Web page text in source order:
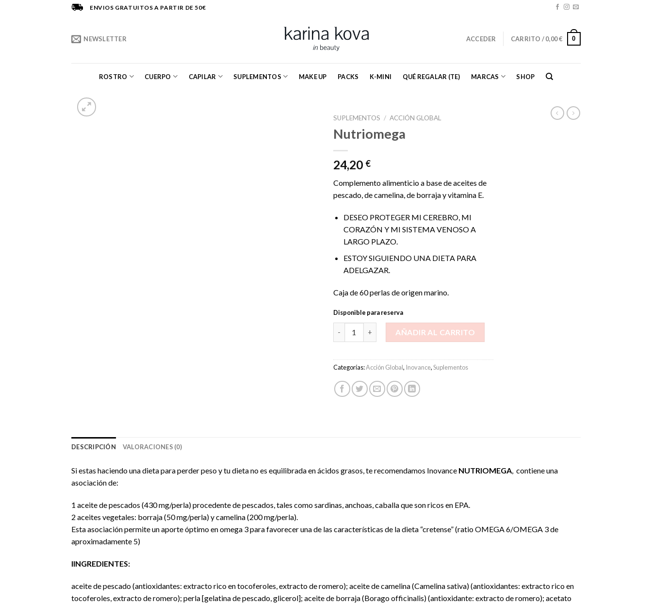
ENVIOS GRATUITOS A PARTIR DE 50€
NEWSLETTER ACCEDER CARRITO /0,00€ 0
ROSTRO CUERPO CAPILAR SUPLEMENTOS MAKE UP PACKS K-MINI QUÉ REGALAR (TE) MARCAS SHOP
SUPLEMENTOS / ACCIÓN GLOBAL
Nutriomega
24,20 €
Complemento alimenticio a base de aceites de
pescado, de camelina, de borraja y vitamina E.
DESEO PROTEGER MI CEREBRO, MI
CORAZÓN Y MI SISTEMA VENOSO A
LARGO PLAZO.
ESTOY SIGUIENDO UNA DIETA PARA
ADELGAZAR.
Caja de 60 perlas de origen marino.
Disponible para reserva
Nutriomega cantidadAÑADIR AL CARRITO
Categorías:Acción Global, Inovance,Suplementos
DESCRIPCIÓN VALORACIONES (0)
Si estas haciendo una dieta para perder peso y tu dieta no es equilibrada en ácidos grasos, te recomendamos Inovance NUTRIOMEGA, contiene una
asociación de:
1 aceite de pescados (430 mg/perla) procedente de pescados, tales como sardinas, anchoas, caballa que son ricos en EPA.
2 aceites vegetales: borraja (50 mg/perla) y camelina (200 mg/perla).
Esta asociación permite un aporte óptimo en omega 3 para favorecer una de las características de la dieta “cretense” (ratio OMEGA 6/OMEGA 3 de
aproximadamente 5)
IINGREDIENTES:
aceite de pescado (antioxidantes: extracto rico en tocoferoles, extracto de romero); aceite de camelina (Camelina sativa) (antioxidantes: extracto rico en
tocoferoles, extracto de romero); perla [gelatina de pescado, glicerol]; aceite de borraja (Borago officinalis) (antioxidante: extracto de romero); acetato